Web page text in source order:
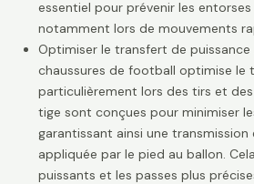
essentiel pour prévenir les
notamment lors de mouvements
Optimiser le transfert de
chaussures de football optimise le
particulièrement lors des tirs et
tige sont conçues pour minimiser
garantissant ainsi une
appliquée par le pied au ballon.
puissants et les passes plus